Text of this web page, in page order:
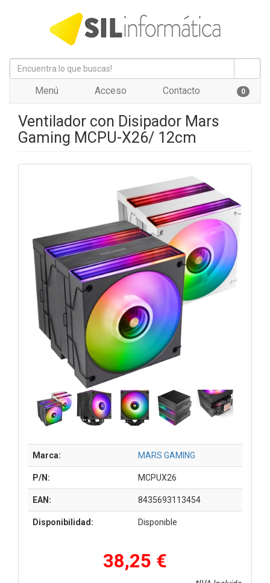
Menú Acceso Contacto 0
Ventilador con Disipador Mars
Gaming MCPU-X26/ 12cm
Marca: MARS GAMING
P/N: MCPUX26
EAN: 8435693113454
Disponibilidad: Disponible
38,25 €